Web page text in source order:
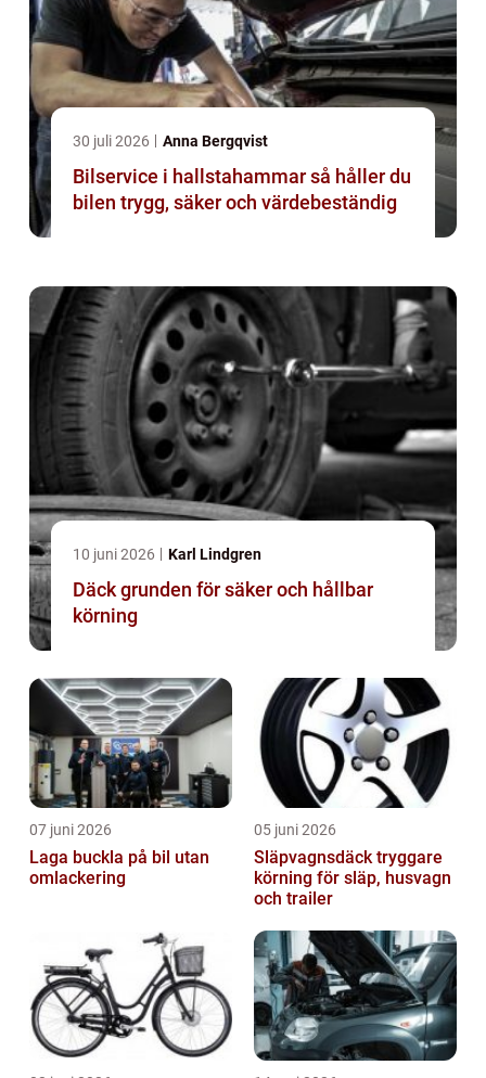
30 juli 2026 Anna Bergqvist
Bilservice i hallstahammar så håller du
bilen trygg, säker och värdebeständig
10 juni 2026 Karl Lindgren
Däck grunden för säker och hållbar
körning
07 juni 2026
Laga buckla på bil utan
omlackering
05 juni 2026
Släpvagnsdäck tryggare
körning för släp, husvagn
och trailer